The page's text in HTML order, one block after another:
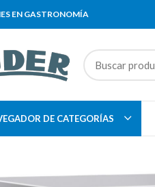
EN GASTRONOMÍA
DE CATEGORÍAS